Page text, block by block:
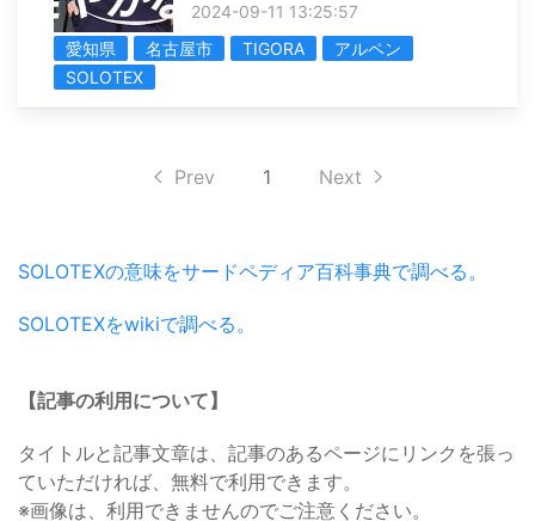
2024-09-11 13:25:57
愛知県
名古屋市 TIGORA
アルペン
SOLOTEX
Prev 1 Next
SOLOTEXの意味をサードペディア百科事典で調べる。
SOLOTEXをwikiで調べる。
【記事の利用について】
タイトルと記事文章は、記事のあるページにリンクを張っ
ていただければ、無料で利用できます。
※画像は、利用できませんのでご注意ください。